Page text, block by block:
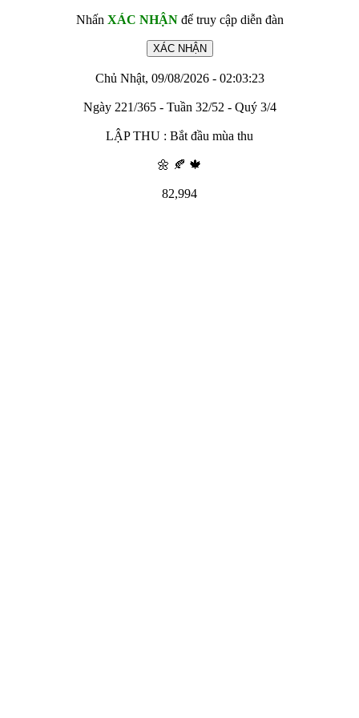
Nhấn XÁC NHẬNđể truy cập diễn đàn
Chủ Nhật, 09/08/2026 - 02:03:23
Ngày 221/365 - Tuần 32/52 - Quý 3/4
LẬP THU : Bắt đầu mùa thu
🌼 🍂 🍁
82,994